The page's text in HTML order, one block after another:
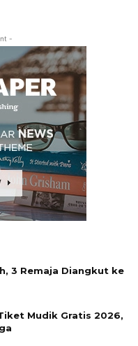
-
3 Remaja Diangkut ke
Mudik Gratis 2026,